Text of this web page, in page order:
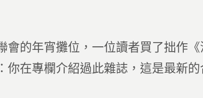
會的年宵攤位，一位讀者買了拙作
你在專欄介紹過此雜誌，這是最新